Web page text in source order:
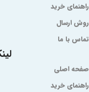
راهنمای خرید
روش ارسال
تماس با ما
صفحه اصلی
راهنمای خرید